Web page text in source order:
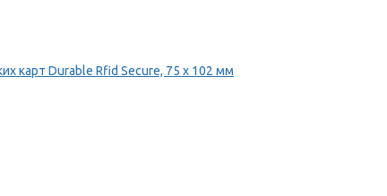
карт Durable Rfid Secure, 75 х 102 мм